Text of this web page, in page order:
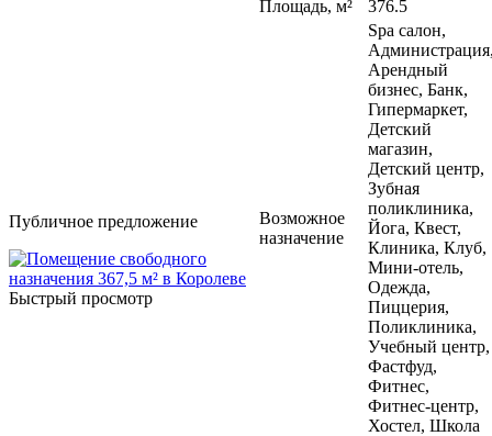
Публичное предложение
Быстрый просмотр
Площадь, м²
376.5
Возможное
назначение
Spa салон,
Арендный
бизнес, Банк,
Гипермаркет,
Детский
магазин,
Детский центр,
Зубная
поликлиника,
Йога, Квест,
Клиника, Клуб,
Мини-отель,
Одежда,
Пиццерия,
Поликлиника,
Учебный центр,
Фастфуд,
Фитнес,
Фитнес-центр,
Хостел, Школа